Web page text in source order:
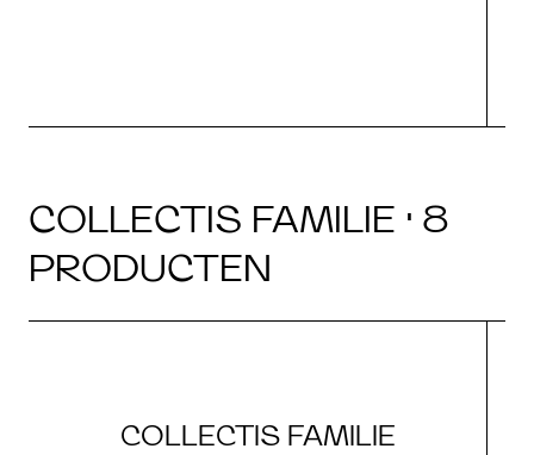
COLLECTIS FAMILIE · 8
PRODUCTEN
COLLECTIS FAMILIE